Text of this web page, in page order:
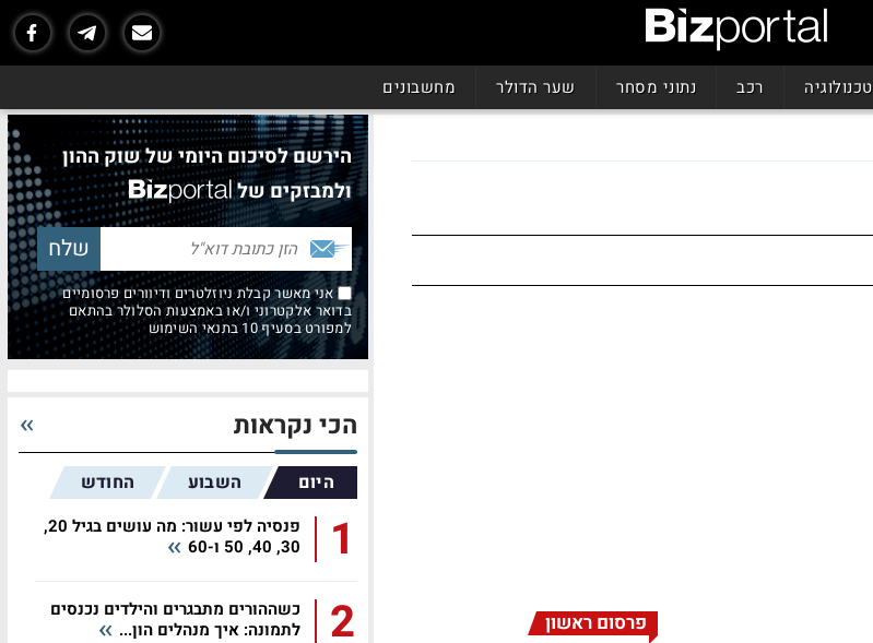
טכנולוגיה רכב נתוני מסחר שער הדולר מחשבונים
פרסום ראשון
הירשם לסיכום היומי של שוק ההון
ולמבזקים של
אני מאשר קבלת ניוזלטרים ודיוורים פרסומיים
בדואר אלקטרוני ו/או באמצעות הסלולר בהתאם
למפורט בסעיף 10 בתנאי השימוש
הכי נקראות
היום השבוע החודש
1
פנסיה לפי עשור: מה עושים בגיל 20,
30, 40, 50 ו-60
2
כשההורים מתבגרים והילדים נכנסים
לתמונה: איך מנהלים הון...